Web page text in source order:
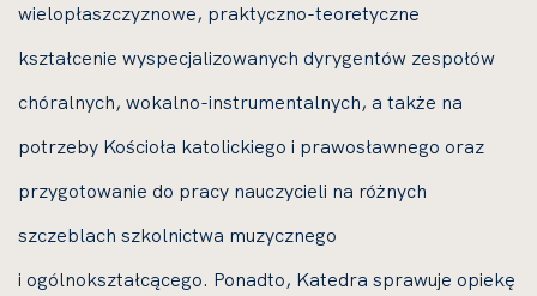
wielopłaszczyznowe, praktyczno-teoretyczne
kształcenie wyspecjalizowanych dyrygentów zespołów
chóralnych, wokalno-instrumentalnych, a także na
potrzeby Kościoła katolickiego i prawosławnego oraz
przygotowanie do pracy nauczycieli na różnych
szczeblach szkolnictwa muzycznego
i ogólnokształcącego. Ponadto, Katedra sprawuje opiekę